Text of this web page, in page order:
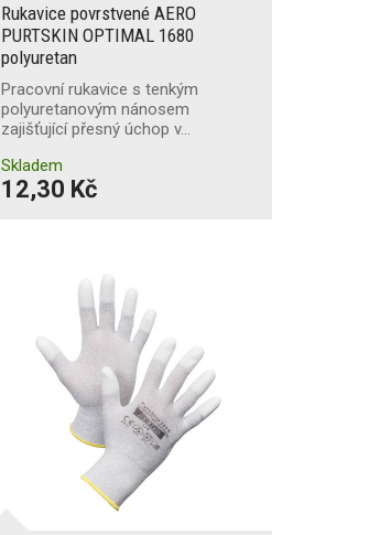
Rukavice povrstvené AERO
PURTSKIN OPTIMAL 1680
polyuretan
Pracovní rukavice s tenkým
polyuretanovým nánosem
zajišťující přesný úchop v…
Skladem
12,30 Kč